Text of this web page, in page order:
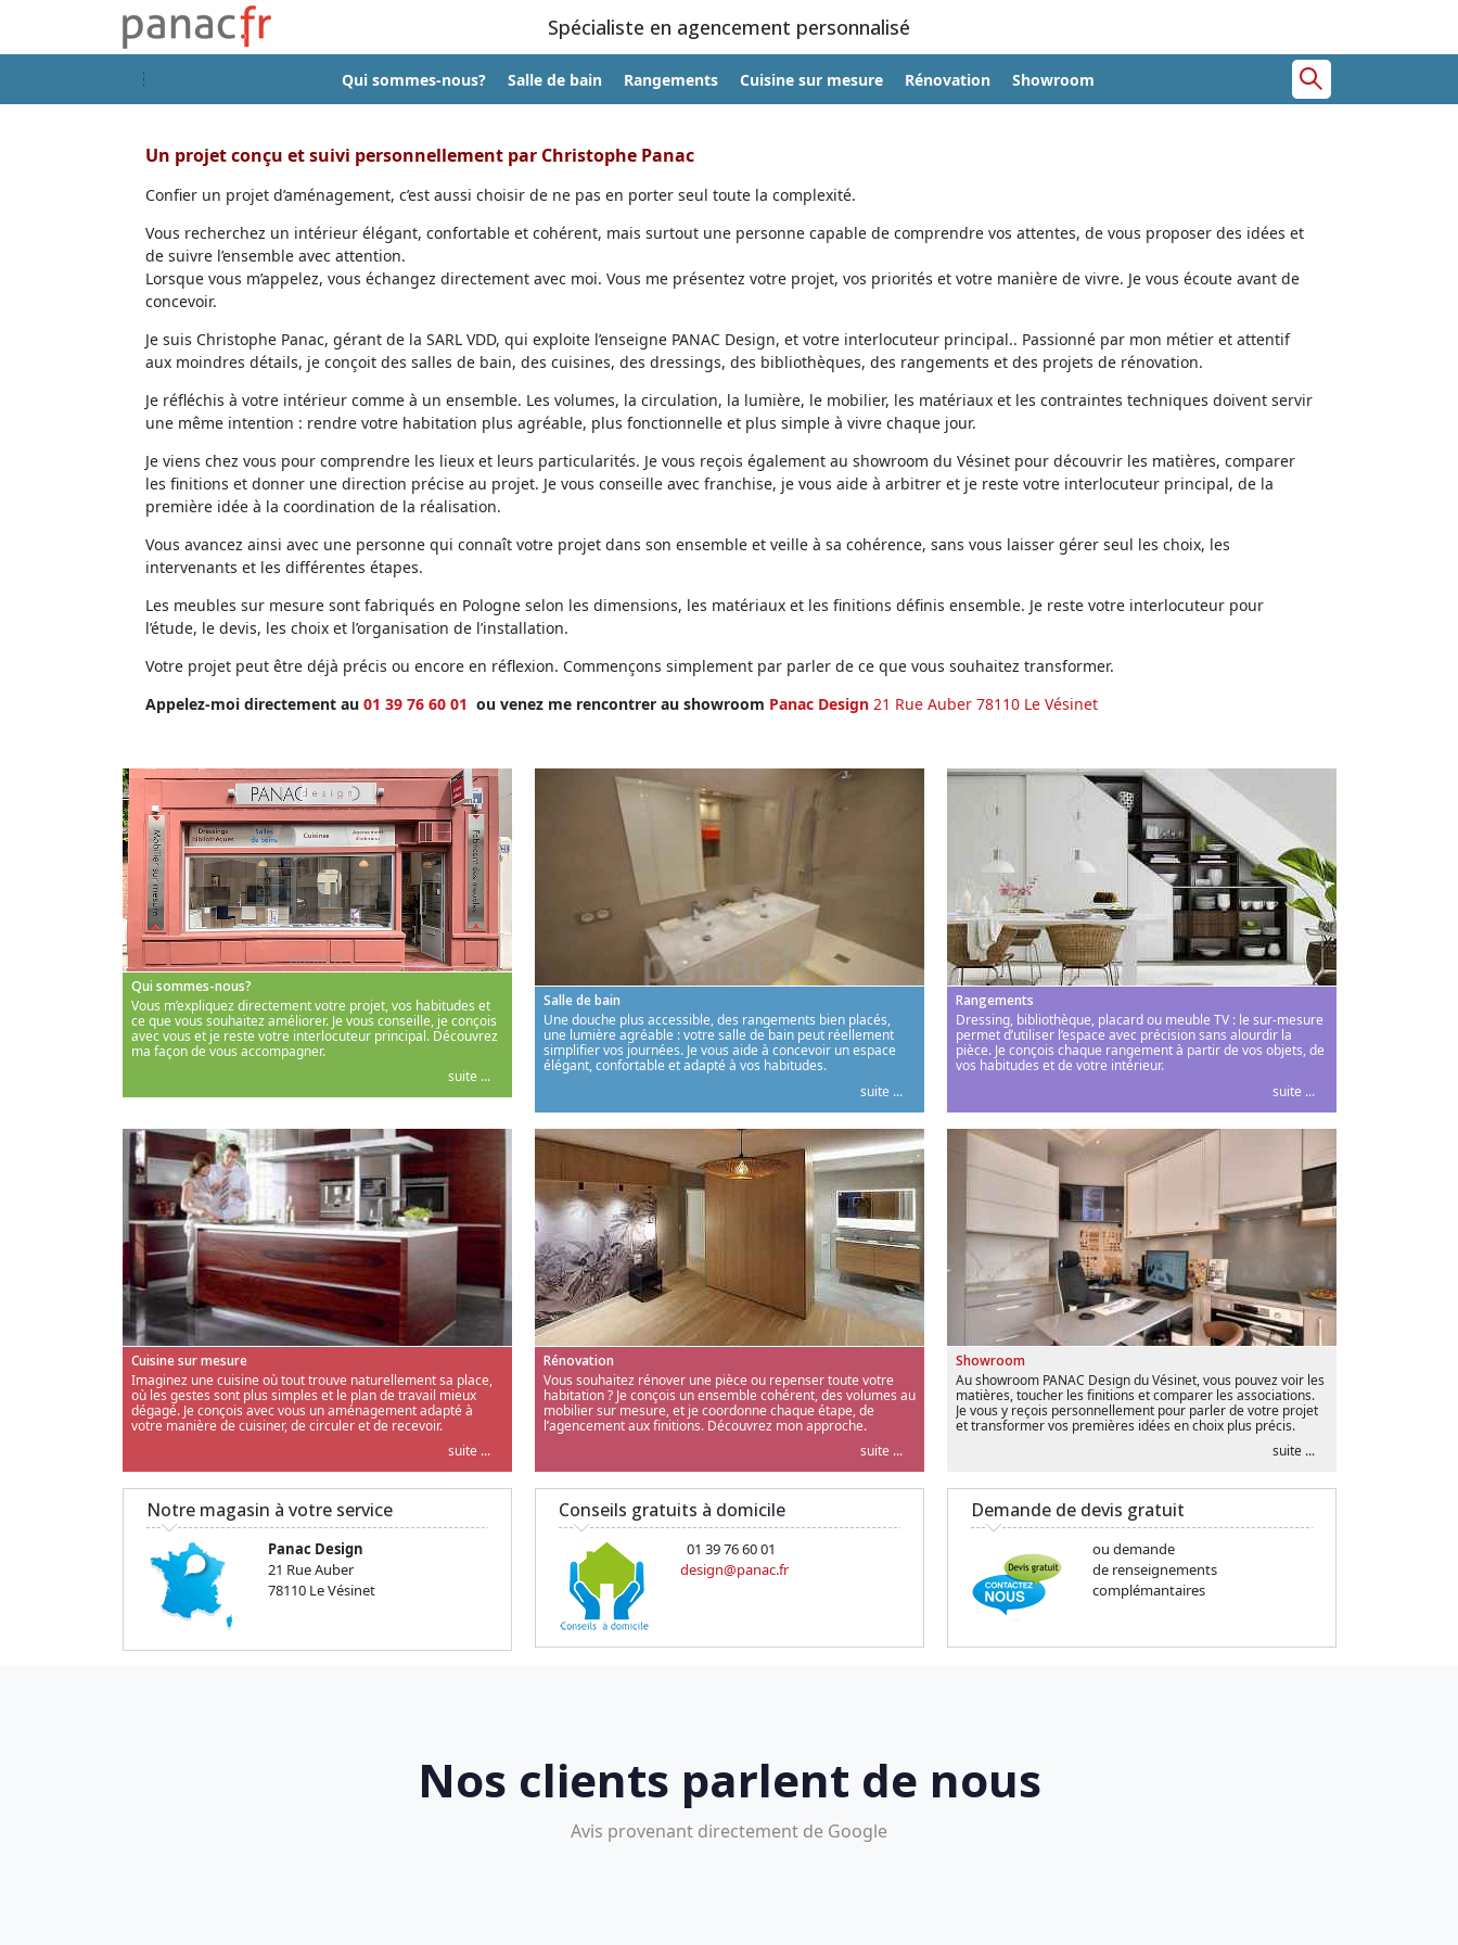
Spécialiste en agencement personnalisé
Qui sommes-nous? Salle de bain Rangements Cuisine sur mesure Rénovation Showroom
Un projet conçu et suivi personnellement par Christophe Panac
Confier un projet d’aménagement, c’est aussi choisir de ne pas en porter seul toute la complexité.
Vous recherchez un intérieur élégant, confortable et cohérent, mais surtout une personne capable de comprendre vos attentes, de vous proposer des idées et
de suivre l’ensemble avec attention.
Lorsque vous m’appelez, vous échangez directement avec moi. Vous me présentez votre projet, vos priorités et votre manière de vivre. Je vous écoute avant de
concevoir.
Je suis Christophe Panac, gérant de la SARL VDD, qui exploite l’enseigne PANAC Design, et votre interlocuteur principal.. Passionné par mon métier et attentif
aux moindres détails, je conçoit des salles de bain, des cuisines, des dressings, des bibliothèques, des rangements et des projets de rénovation.
Je réfléchis à votre intérieur comme à un ensemble. Les volumes, la circulation, la lumière, le mobilier, les matériaux et les contraintes techniques doivent servir
une même intention : rendre votre habitation plus agréable, plus fonctionnelle et plus simple à vivre chaque jour.
Je viens chez vous pour comprendre les lieux et leurs particularités. Je vous reçois également au showroom du Vésinet pour découvrir les matières, comparer
les finitions et donner une direction précise au projet. Je vous conseille avec franchise, je vous aide à arbitrer et je reste votre interlocuteur principal, de la
première idée à la coordination de la réalisation.
Vous avancez ainsi avec une personne qui connaît votre projet dans son ensemble et veille à sa cohérence, sans vous laisser gérer seul les choix, les
intervenants et les différentes étapes.
Les meubles sur mesure sont fabriqués en Pologne selon les dimensions, les matériaux et les finitions définis ensemble. Je reste votre interlocuteur pour
l’étude, le devis, les choix et l’organisation de l’installation.
Votre projet peut être déjà précis ou encore en réflexion. Commençons simplement par parler de ce que vous souhaitez transformer.
Appelez-moi directement au 01 39 76 60 01 ou venez me rencontrer au showroom Panac Design 21 Rue Auber 78110 Le Vésinet
Qui sommes-nous?
Vous m’expliquez directement votre projet, vos habitudes et
ce que vous souhaitez améliorer. Je vous conseille, je conçois
avec vous et je reste votre interlocuteur principal. Découvrez
ma façon de vous accompagner.
suite ...
Salle de bain
Une douche plus accessible, des rangements bien placés,
une lumière agréable : votre salle de bain peut réellement
simplifier vos journées. Je vous aide à concevoir un espace
élégant, confortable et adapté à vos habitudes.
suite ...
Rangements
Dressing, bibliothèque, placard ou meuble TV : le sur-mesure
permet d’utiliser l’espace avec précision sans alourdir la
pièce. Je conçois chaque rangement à partir de vos objets, de
vos habitudes et de votre intérieur.
suite ...
Cuisine sur mesure
Imaginez une cuisine où tout trouve naturellement sa place,
où les gestes sont plus simples et le plan de travail mieux
dégagé. Je conçois avec vous un aménagement adapté à
votre manière de cuisiner, de circuler et de recevoir.
suite ...
Rénovation
Vous souhaitez rénover une pièce ou repenser toute votre
habitation ? Je conçois un ensemble cohérent, des volumes au
mobilier sur mesure, et je coordonne chaque étape, de
l’agencement aux finitions. Découvrez mon approche.
suite ...
Showroom
Au showroom PANAC Design du Vésinet, vous pouvez voir les
matières, toucher les finitions et comparer les associations.
Je vous y reçois personnellement pour parler de votre projet
et transformer vos premières idées en choix plus précis.
suite ...
Notre magasin à votre service
Panac Design
21 Rue Auber
78110 Le Vésinet
Conseils gratuits à domicile
01 39 76 60 01
design@panac.fr
Demande de devis gratuit
ou demande
de renseignements
complémantaires
Nos clients parlent de nous
Avis provenant directement de Google